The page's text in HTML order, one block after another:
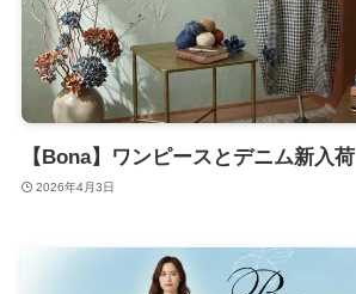
【Bona】ワンピースとデニム新入荷
2026年4月3日